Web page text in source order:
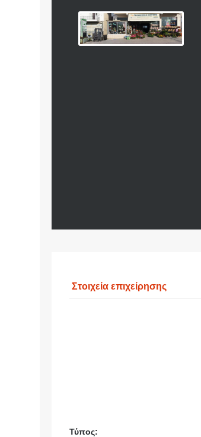
Στοιχεία επιχείρησης
Τύπος: